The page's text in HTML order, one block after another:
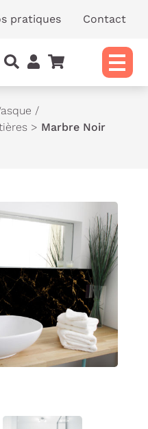
pratiques Contact
/
> Marbre Noir